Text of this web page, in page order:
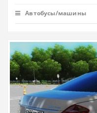
Автобусы/машины